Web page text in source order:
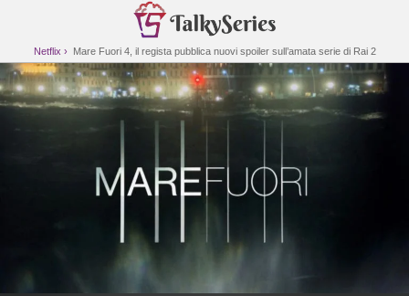
Netflix Mare Fuori 4, il regista pubblica nuovi spoiler sull’amata serie di Rai 2